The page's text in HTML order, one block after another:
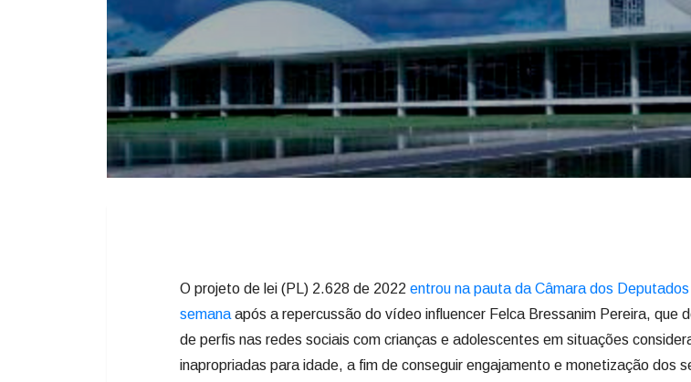
O projeto de lei (PL) 2.628 de 2022 entrou na pauta da Câmara dos
semana após a repercussão do vídeo influencer Felca Bressanim Pereira, que
de perfis nas redes sociais com crianças e adolescentes em situações
inapropriadas para idade, a fim de conseguir engajamento e monetização dos